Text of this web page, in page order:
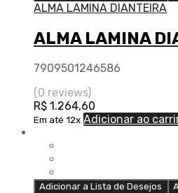
ALMA LAMINA DIANTEIRA
ALMA LAMINA
7909501246586
(0 reviews)
R$ 1.264,60
Em até 12x Adicionar ao
Adicionar a Lista de Desejos